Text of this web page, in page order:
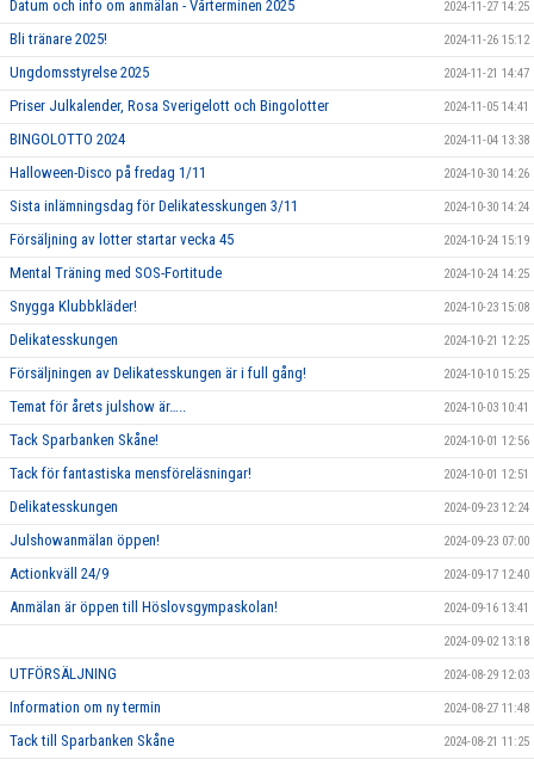
Datum och info om anmälan - Vårterminen 2025 2024-11-27 14:25
Bli tränare 2025! 2024-11-26 15:12
Ungdomsstyrelse 2025 2024-11-21 14:47
Priser Julkalender, Rosa Sverigelott och Bingolotter 2024-11-05 14:41
BINGOLOTTO 2024 2024-11-04 13:38
Halloween-Disco på fredag 1/11 2024-10-30 14:26
Sista inlämningsdag för Delikatesskungen 3/11 2024-10-30 14:24
Försäljning av lotter startar vecka 45 2024-10-24 15:19
Mental Träning med SOS-Fortitude 2024-10-24 14:25
Snygga Klubbkläder! 2024-10-23 15:08
Delikatesskungen 2024-10-21 12:25
Försäljningen av Delikatesskungen är i full gång! 2024-10-10 15:25
Temat för årets julshow är….. 2024-10-03 10:41
Tack Sparbanken Skåne! 2024-10-01 12:56
Tack för fantastiska mensföreläsningar! 2024-10-01 12:51
Delikatesskungen 2024-09-23 12:24
Julshowanmälan öppen! 2024-09-23 07:00
Actionkväll 24/9 2024-09-17 12:40
Anmälan är öppen till Höslovsgympaskolan! 2024-09-16 13:41
2024-09-02 13:18
UTFÖRSÄLJNING 2024-08-29 12:03
Information om ny termin 2024-08-27 11:48
Tack till Sparbanken Skåne 2024-08-21 11:25